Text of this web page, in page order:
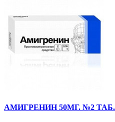
АМИГРЕНИН 50МГ. №2